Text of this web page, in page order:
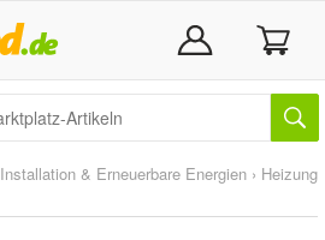
Installation & Erneuerbare Energien › Heizung